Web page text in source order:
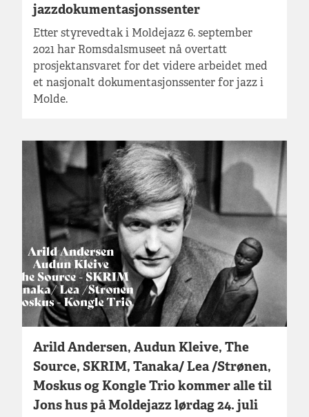
jazzdokumentasjonssenter
Etter styrevedtak i Moldejazz 6. september
2021 har Romsdalsmuseet nå overtatt
prosjektansvaret for det videre arbeidet med
et nasjonalt dokumentasjonssenter for jazz i
Molde.
Arild Andersen, Audun Kleive, The
Source, SKRIM, Tanaka/ Lea /Strønen,
Moskus og Kongle Trio kommer alle til
Jons hus på Moldejazz lørdag 24. juli